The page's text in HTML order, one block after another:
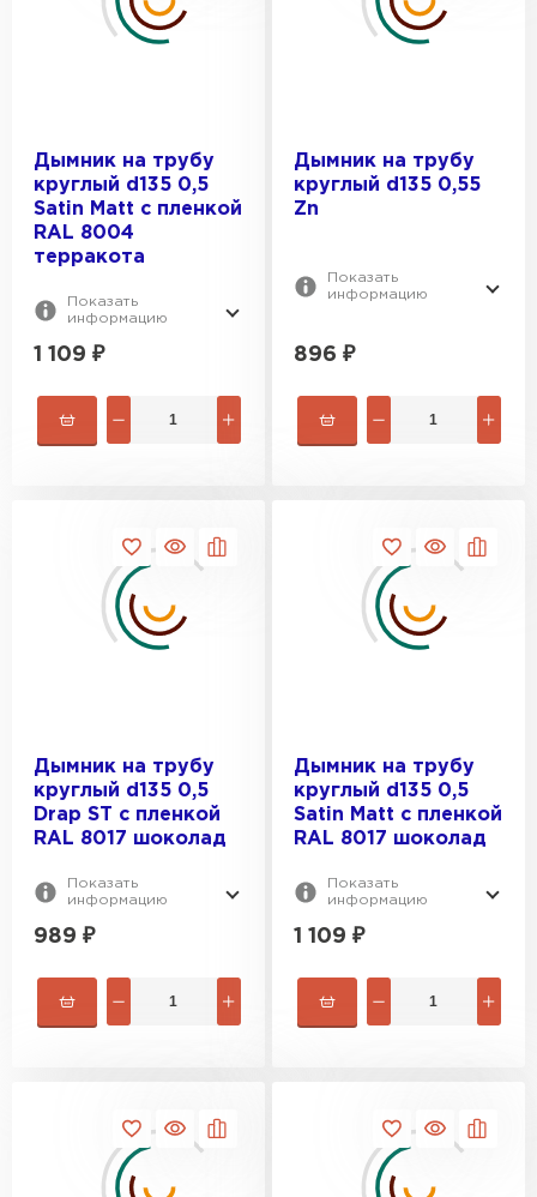
Дымник на трубу
круглый d135 0,5
Satin Мatt с пленкой
RAL 8004
терракота
Показать
информацию
1 109 ₽
Дымник на трубу
круглый d135 0,55
Zn
Показать
информацию
896 ₽
Дымник на трубу
круглый d135 0,5
Drap ST с пленкой
RAL 8017 шоколад
Показать
информацию
989 ₽
Дымник на трубу
круглый d135 0,5
Satin Мatt с пленкой
RAL 8017 шоколад
Показать
информацию
1 109 ₽
Керамическая черепица